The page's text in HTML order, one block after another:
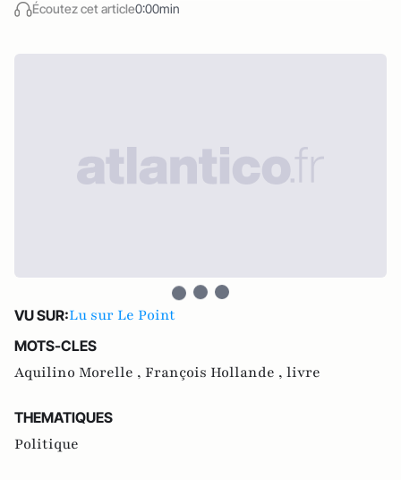
Écoutez cet article0:00min
VU SUR:Lu sur Le Point
MOTS-CLES
Aquilino Morelle , François Hollande , livre
THEMATIQUES
Politique